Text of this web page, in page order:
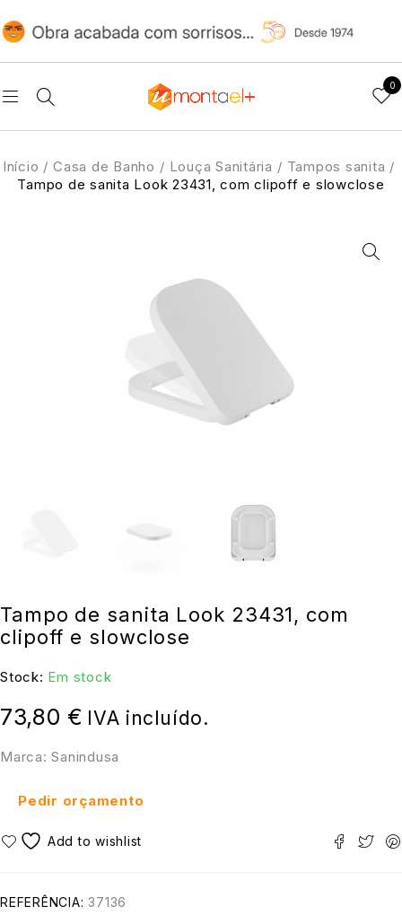
0
Início / Casa de Banho / Louça Sanitária / Tampos sanita /
Tampo de sanita Look 23431, com clipoff e slowclose
Tampo de sanita Look 23431, com
clipoff e slowclose
Stock: Em stock
Marca: Sanindusa
73,80 € IVA incluído.
Pedir orçamento
REFERÊNCIA: 37136